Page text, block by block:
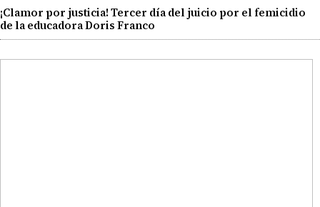
¡Clamor por justicia! Tercer día del juicio por el femicidio
de la educadora Doris Franco